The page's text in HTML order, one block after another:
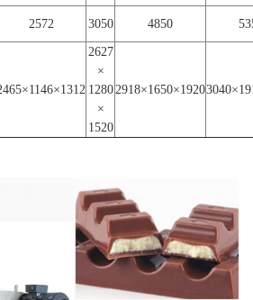
2572 3050 4850
2627
×
1280
×
1520
2918×1650×1920